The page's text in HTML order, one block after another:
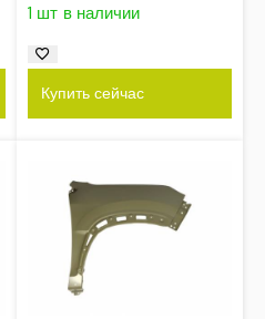
1 шт в наличии
Купить сейчас